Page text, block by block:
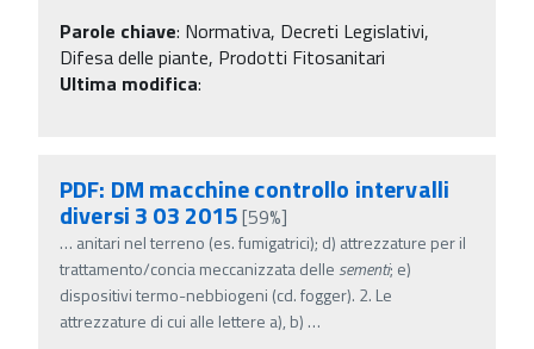
Parole chiave: Normativa, Decreti Legislativi,
Difesa delle piante, Prodotti Fitosanitari
Ultima modifica:
PDF: DM macchine controllo intervalli
diversi 3 03 2015[59%]
… anitari nel terreno (es. fumigatrici); d) attrezzature per il
trattamento/concia meccanizzata delle sementi; e)
dispositivi termo-nebbiogeni (cd. fogger). 2. Le
attrezzature di cui alle lettere a), b) …